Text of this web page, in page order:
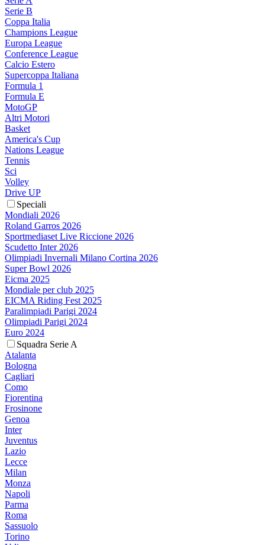
Serie B
Coppa Italia
Champions League
Europa League
Conference League
Calcio Estero
Supercoppa Italiana
Formula 1
Formula E
MotoGP
Altri Motori
Basket
America's Cup
Nations League
Tennis
Sci
Volley
Drive UP
Speciali
Mondiali 2026
Roland Garros 2026
Sportmediaset Live Riccione 2026
Scudetto Inter 2026
Olimpiadi Invernali Milano Cortina 2026
Super Bowl 2026
Eicma 2025
Mondiale per club 2025
EICMA Riding Fest 2025
Paralimpiadi Parigi 2024
Olimpiadi Parigi 2024
Euro 2024
Squadra Serie A
Atalanta
Bologna
Cagliari
Como
Fiorentina
Frosinone
Genoa
Inter
Juventus
Lazio
Lecce
Milan
Monza
Napoli
Parma
Roma
Sassuolo
Torino